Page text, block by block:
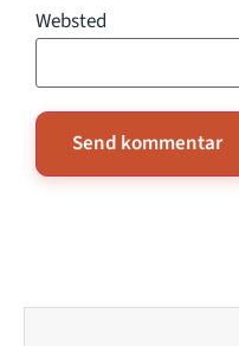
Websted